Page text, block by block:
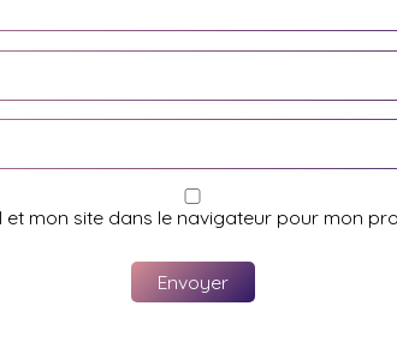
et mon site dans le navigateur pour mon